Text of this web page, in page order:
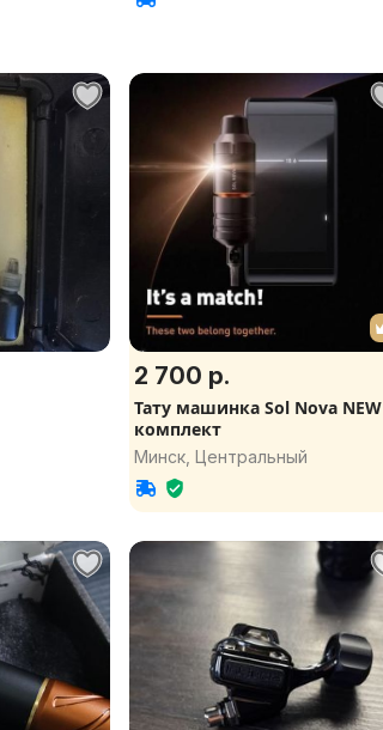
2 700 р.
Тату машинка Sol Nova NEW
комплект
Минск, Центральный